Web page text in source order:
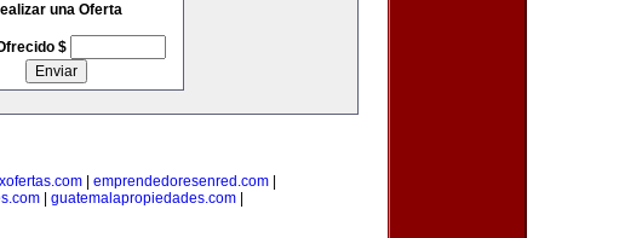
una Oferta
$
emprendedoresenred.com
| guatemalapropiedades.com|